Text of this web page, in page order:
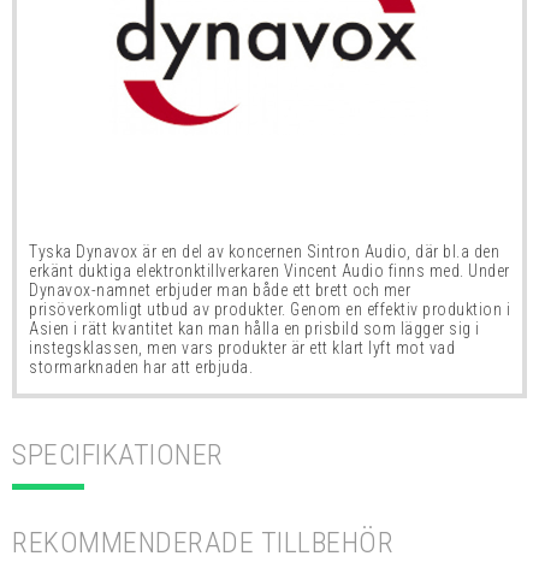
Tyska Dynavox är en del av koncernen Sintron Audio, där bl.a den
erkänt duktiga elektronktillverkaren Vincent Audio finns med. Under
Dynavox-namnet erbjuder man både ett brett och mer
prisöverkomligt utbud av produkter. Genom en effektiv produktion i
Asien i rätt kvantitet kan man hålla en prisbild som lägger sig i
instegsklassen, men vars produkter är ett klart lyft mot vad
stormarknaden har att erbjuda.
SPECIFIKATIONER
REKOMMENDERADE TILLBEHÖR